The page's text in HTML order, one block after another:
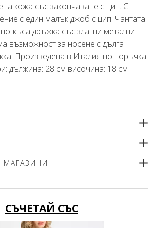
кожа със закопчаване с цип. С
с един малък джоб с цип. Чантата
къса дръжка със златни метални
възможност за носене с дълга
Произведена в Италия по поръчка
дължина: 28 см височина: 18 см
МАГАЗИНИ
СЪЧЕТАЙ СЪС